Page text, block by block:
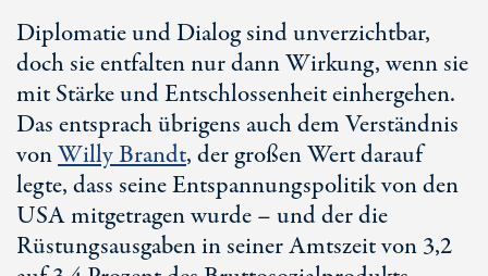
Diplomatie und Dialog sind unverzichtbar,
doch sie entfalten nur dann Wirkung, wenn sie
mit Stärke und Entschlossenheit einhergehen.
Das entsprach übrigens auch dem Verständnis
vonWilly Brandt, der großen Wert darauf
legte, dass seine Entspannungspolitik von den
USA mitgetragen wurde – und der die
Rüstungsausgaben in seiner Amtszeit von 3,2